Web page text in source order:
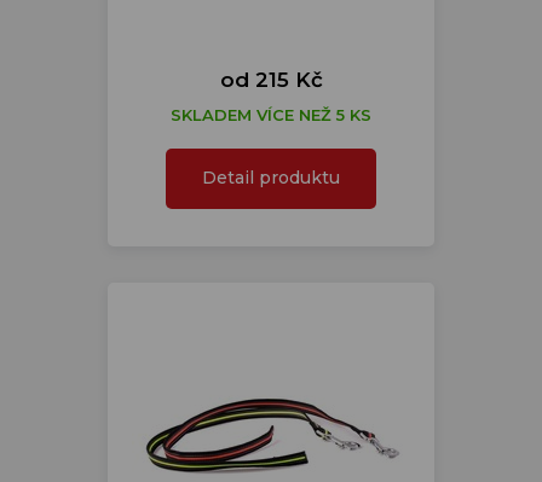
od 215 Kč
SKLADEM VÍCE NEŽ 5 KS
Detail produktu